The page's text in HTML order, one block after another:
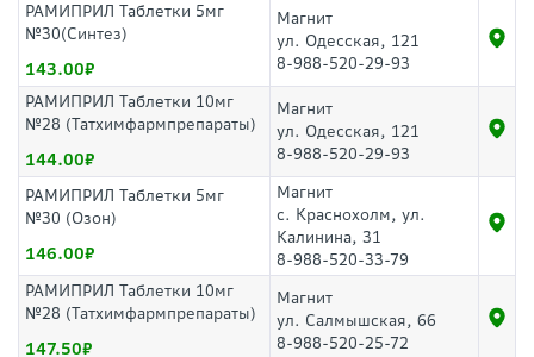
РАМИПРИЛ Таблетки 5мг
№30(Синтез)
143.00
Магнит
ул. Одесская, 121
8-988-520-29-93
РАМИПРИЛ Таблетки 10мг
№28 (Татхимфармпрепараты)
144.00
Магнит
ул. Одесская, 121
8-988-520-29-93
РАМИПРИЛ Таблетки 5мг
№30 (Озон)
146.00
Магнит
с. Краснохолм, ул.
Калинина, 31
8-988-520-33-79
РАМИПРИЛ Таблетки 10мг
№28 (Татхимфармпрепараты)
147.50
Магнит
ул. Салмышская, 66
8-988-520-25-72